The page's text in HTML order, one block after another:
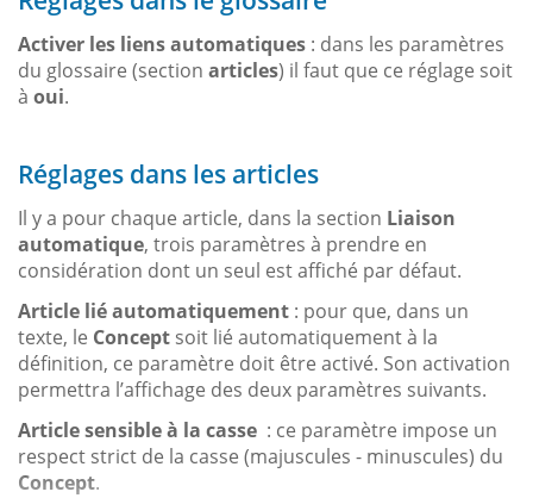
Activer les liens automatiques : dans les paramètres
du glossaire (section articles) il faut que ce réglage soit
à oui.
Réglages dans les articles
Il y a pour chaque article, dans la section Liaison
automatique, trois paramètres à prendre en
considération dont un seul est affiché par défaut.
Article lié automatiquement : pour que, dans un
texte, le Concept soit lié automatiquement à la
définition, ce paramètre doit être activé. Son activation
permettra l’affichage des deux paramètres suivants.
Article sensible à la casse : ce paramètre impose un
respect strict de la casse (majuscules - minuscules) du
Concept.